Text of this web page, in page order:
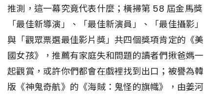
推測，這一幕究竟代表什麼；橫掃第 58 屆金馬獎
「最佳新導演」、「最佳新演員」、「最佳攝影」
與「觀眾票選最佳影片獎」共四個獎項肯定的《美
國女孩》，推薦有家庭失和問題的讀者們揪爸媽一
起觀賞，或許你們都會在戲裡找到出口；被譽為韓
版《神鬼奇航》的《海賊：鬼怪的旗幟》，由姜河